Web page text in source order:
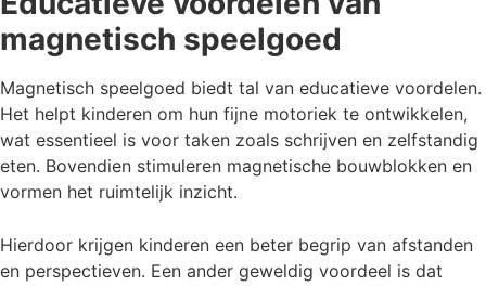
magnetisch speelgoed
Magnetisch speelgoed biedt tal van educatieve voordelen.
Het helpt kinderen om hun fijne motoriek te ontwikkelen,
wat essentieel is voor taken zoals schrijven en zelfstandig
eten. Bovendien stimuleren magnetische bouwblokken en
vormen het ruimtelijk inzicht.
Hierdoor krijgen kinderen een beter begrip van afstanden
en perspectieven. Een ander geweldig voordeel is dat